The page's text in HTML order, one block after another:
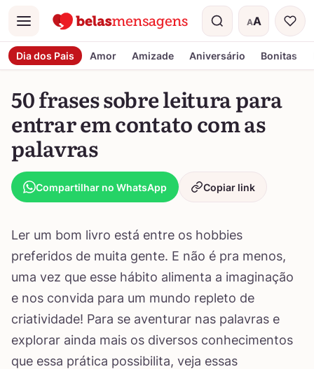
Menu AA
Tamanho do
Dia dos Pais Amor Amizade Aniversário Bonitas
50 frases sobre leitura para
entrar em contato com as
palavras
Compartilhar no WhatsApp Copiar link
Ler um bom livro está entre os hobbies
preferidos de muita gente. E não é pra menos,
uma vez que esse hábito alimenta a imaginação
e nos convida para um mundo repleto de
criatividade! Para se aventurar nas palavras e
explorar ainda mais os diversos conhecimentos
que essa prática possibilita, veja essas